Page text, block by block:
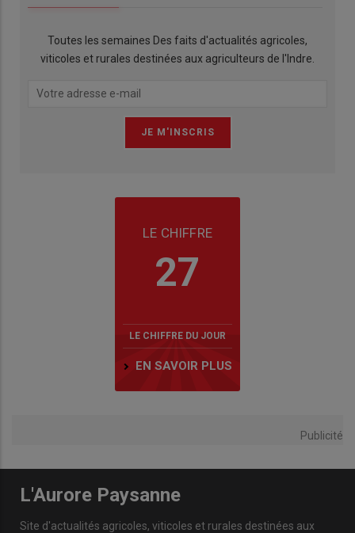
Toutes les semaines Des faits d'actualités agricoles,
viticoles et rurales destinées aux agriculteurs de l'Indre.
LE CHIFFRE
27
LE CHIFFRE DU JOUR
EN SAVOIR PLUS
Publicité
L'Aurore Paysanne
Site d'actualités agricoles, viticoles et rurales destinées aux